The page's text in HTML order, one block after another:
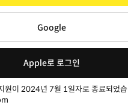
Google
Apple로 로그인
원이 2024년 7월 1일자로 종료되었